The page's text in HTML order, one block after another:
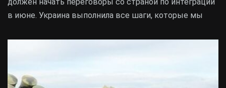
должен начать переговоры со страной по интеграции
в июне. Украина выполнила все шаги, которые мы